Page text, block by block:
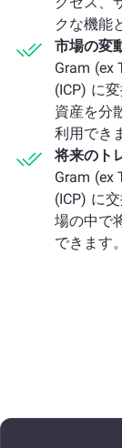
クな機能
市場の変
Gram (ex
(ICP) に
資産を分
利用でき
将来のト
Gram (ex
(ICP) に
場の中で
できます。